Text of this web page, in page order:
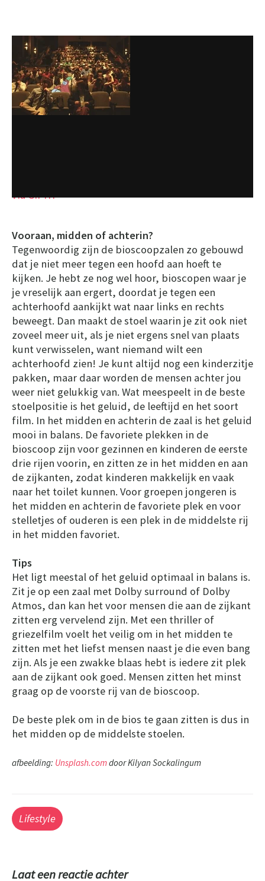
via GIPHY
Vooraan, midden of achterin?
Tegenwoordig zijn de bioscoopzalen zo gebouwd
dat je niet meer tegen een hoofd aan hoeft te
kijken. Je hebt ze nog wel hoor, bioscopen waar je
je vreselijk aan ergert, doordat je tegen een
achterhoofd aankijkt wat naar links en rechts
beweegt. Dan maakt de stoel waarin je zit ook niet
zoveel meer uit, als je niet ergens snel van plaats
kunt verwisselen, want niemand wilt een
achterhoofd zien! Je kunt altijd nog een kinderzitje
pakken, maar daar worden de mensen achter jou
weer niet gelukkig van. Wat meespeelt in de beste
stoelpositie is het geluid, de leeftijd en het soort
film. In het midden en achterin de zaal is het geluid
mooi in balans. De favoriete plekken in de
bioscoop zijn voor gezinnen en kinderen de eerste
drie rijen voorin, en zitten ze in het midden en aan
de zijkanten, zodat kinderen makkelijk en vaak
naar het toilet kunnen. Voor groepen jongeren is
het midden en achterin de favoriete plek en voor
stelletjes of ouderen is een plek in de middelste rij
in het midden favoriet.
Tips
Het ligt meestal of het geluid optimaal in balans is.
Zit je op een zaal met Dolby surround of Dolby
Atmos, dan kan het voor mensen die aan de zijkant
zitten erg vervelend zijn. Met een thriller of
griezelfilm voelt het veilig om in het midden te
zitten met het liefst mensen naast je die even bang
zijn. Als je een zwakke blaas hebt is iedere zit plek
aan de zijkant ook goed. Mensen zitten het minst
graag op de voorste rij van de bioscoop.
De beste plek om in de bios te gaan zitten is dus in
het midden op de middelste stoelen.
afbeelding: Unsplash.comdoor Kilyan Sockalingum
Lifestyle
Laat een reactie achter